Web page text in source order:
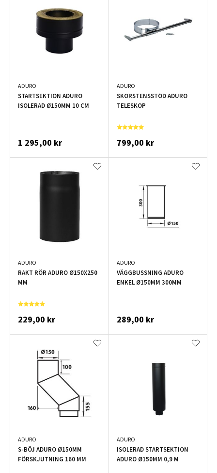
ADURO
STARTSEKTION ADURO
ISOLERAD Ø150MM 10 CM
1 295,00 kr
ADURO
SKORSTENSSTÖD ADURO
TELESKOP
799,00 kr
ADURO
RAKT RÖR ADURO Ø150X250
MM
229,00 kr
ADURO
VÄGGBUSSNING ADURO
ENKEL Ø150MM 300MM
289,00 kr
ADURO
S-BÖJ ADURO Ø150MM
FÖRSKJUTNING 160 MM
ADURO
ISOLERAD STARTSEKTION
ADURO Ø150MM 0,9 M